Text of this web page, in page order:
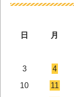
日
月
3
4
10
11